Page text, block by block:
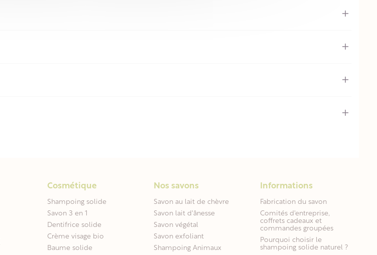
Cosmétique
Shampoing solide
Savon 3 en 1
Dentifrice solide
Crème visage bio
Baume solide
Nos savons
Savon au lait de chèvre
Savon lait d'ânesse
Savon végétal
Savon exfoliant
Shampoing Animaux
Informations
Fabrication du savon
Comités d'entreprise,
coffrets cadeaux et
commandes groupées
Pourquoi choisir le
shampoing solide naturel ?